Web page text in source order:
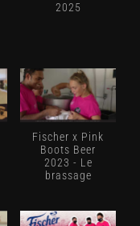
2025
Fischer x Pink
Boots Beer
2023 - Le
brassage